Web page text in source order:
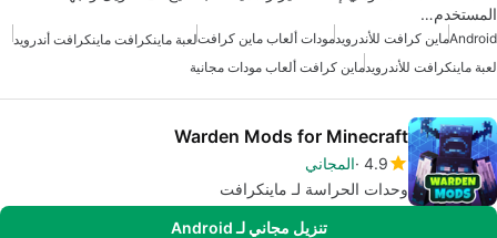
المستخدم…
Androidماين كرافت للأندرويدمودات ألعاب ماين كرافتلعبة ماينكرافت ماينكرافت أندرويد
لعبة ماينكرافت للأندرويدماين كرافت ألعاب مودات مجانية
Warden Mods for Minecraft
4.9 المجاني
وحدات الحراسة لـ ماينكرافت
تنزيل مجاني لـ Android